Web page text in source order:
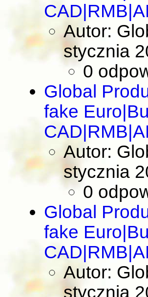
Autor:
stycznia
0
Global
fake
Autor:
stycznia
0
Global
fake
Autor:
stycznia